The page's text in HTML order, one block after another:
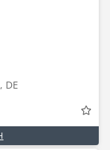
DE